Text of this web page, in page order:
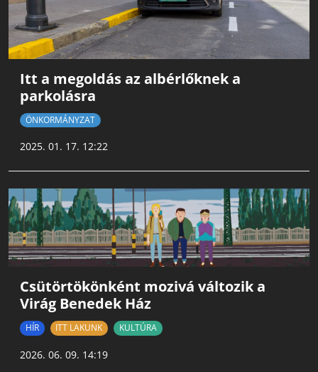
Itt a megoldás az albérlőknek a
parkolásra
ÖNKORMÁNYZAT
2025. 01. 17. 12:22
Csütörtökönként mozivá változik a
Virág Benedek Ház
HÍR ITT LAKUNK KULTÚRA
2026. 06. 09. 14:19